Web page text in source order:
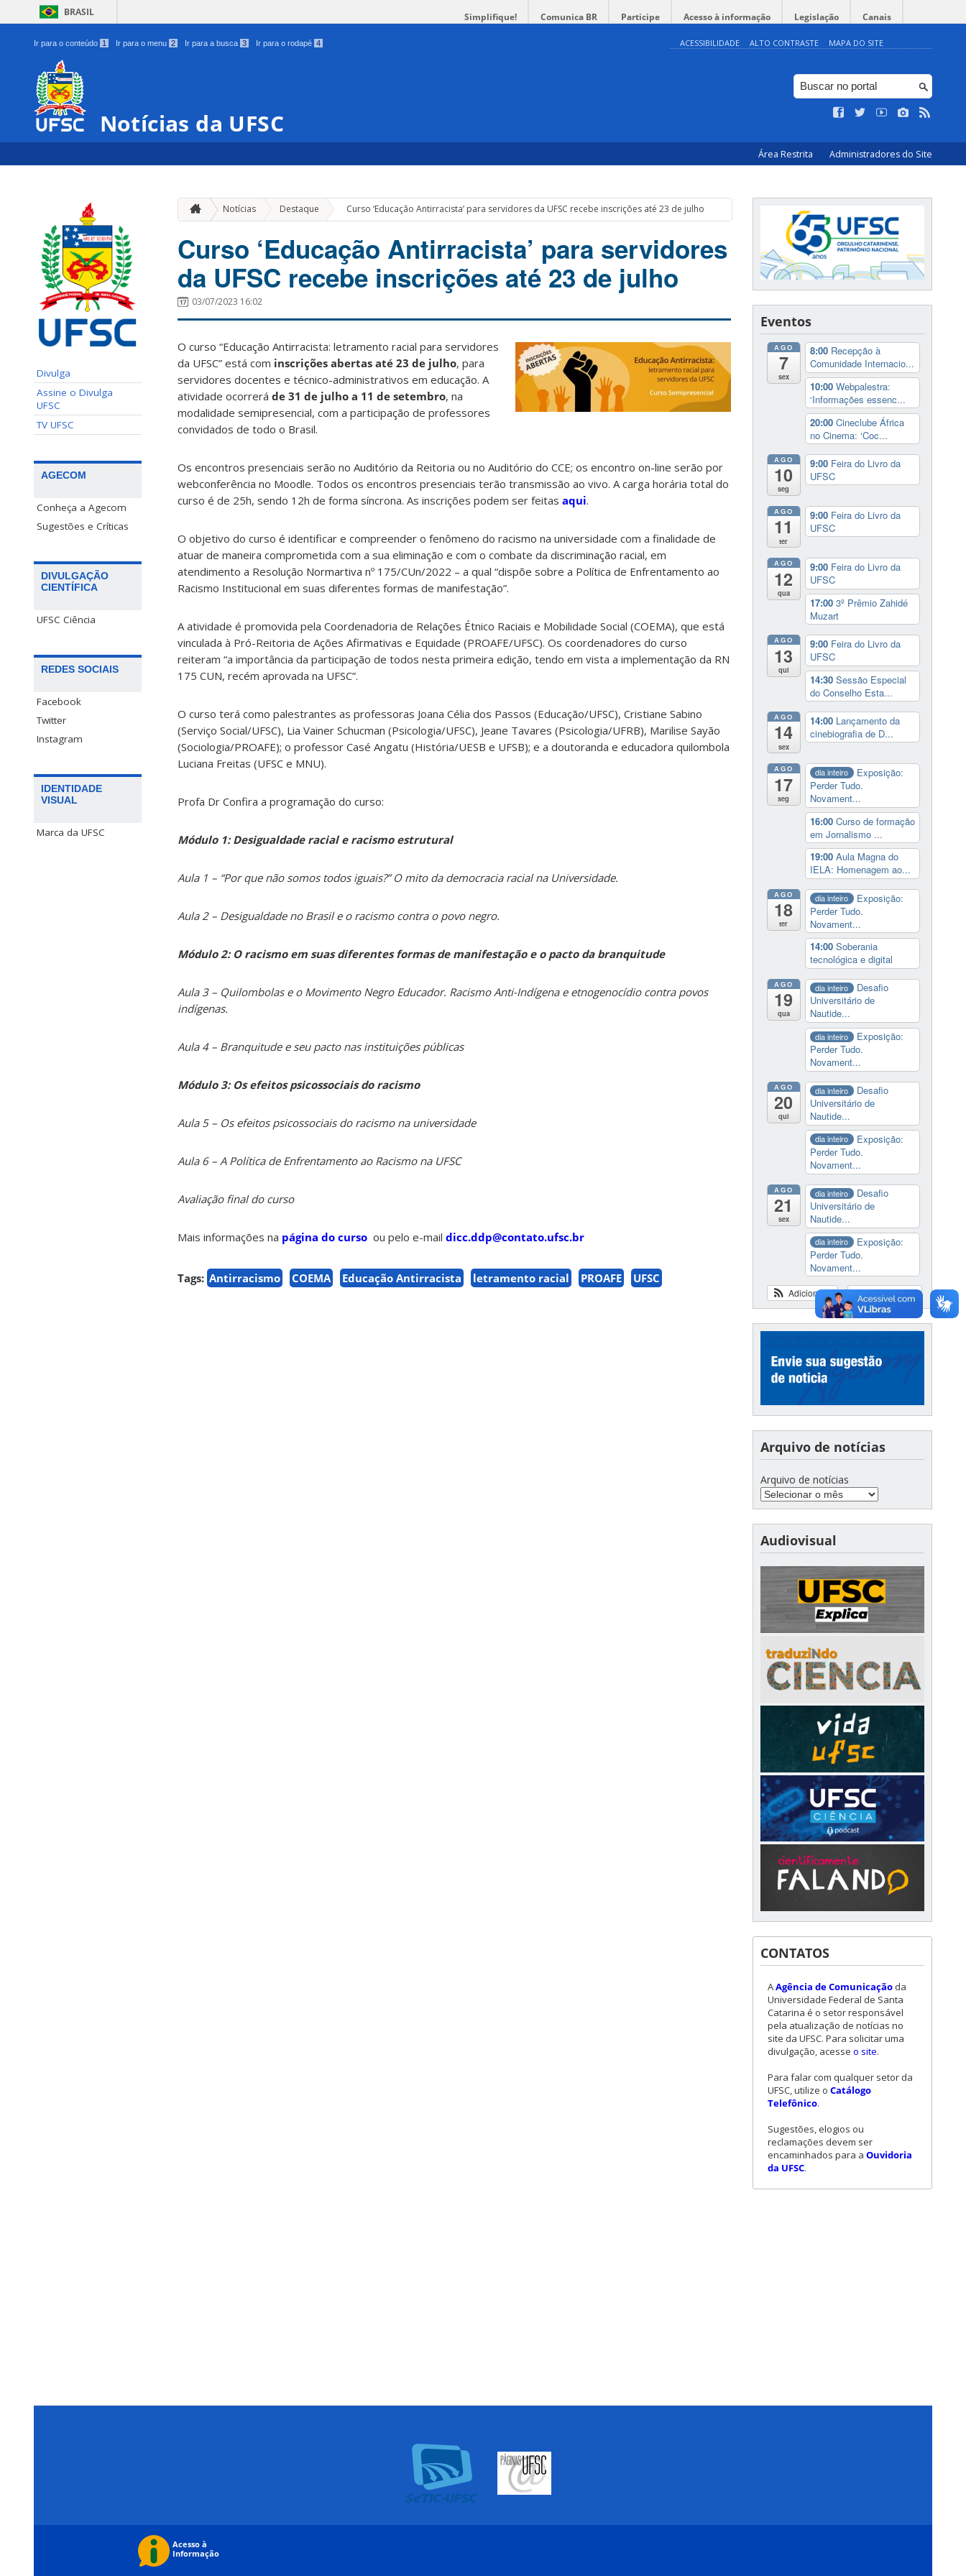
BRASIL Simplifique! Comunica BR Participe Acesso à informação Legislação Canais
Ir para o conteúdo 1 Ir para o menu 2 Ir para a busca 3 Ir para o rodapé 4 ACESSIBILIDADE ALTO CONTRASTE MAPA DO SITE
Notícias da UFSC
Área Restrita Administradores do Site
Divulga
Assine o Divulga
UFSC
TV UFSC
AGECOM
Conheça a Agecom
Sugestões e Críticas
DIVULGAÇÃO
CIENTÍFICA
UFSC Ciência
REDES SOCIAIS
Facebook
Twitter
Instagram
IDENTIDADE
VISUAL
Marca da UFSC
Notícias Destaque » Curso ‘Educação Antirracista’ para servidores da UFSC recebe inscrições até 23 de julho
Curso ‘Educação Antirracista’ para servidores
da UFSC recebe inscrições até 23 de julho
03/07/2023 16:02
O curso “Educação Antirracista: letramento racial para servidores
da UFSC” está com inscrições abertas até 23 de julho, para
servidores docentes e técnico-administrativos em educação. A
atividade ocorrerá de 31 de julho a 11 de setembro, na
modalidade semipresencial, com a participação de professores
convidados de todo o Brasil.
Os encontros presenciais serão no Auditório da Reitoria ou no Auditório do CCE; os encontro on-line serão por
webconferência no Moodle. Todos os encontros presenciais terão transmissão ao vivo. A carga horária total do
curso é de 25h, sendo 12h de forma síncrona. As inscrições podem ser feitas aqui.
O objetivo do curso é identificar e compreender o fenômeno do racismo na universidade com a finalidade de
atuar de maneira comprometida com a sua eliminação e com o combate da discriminação racial, em
atendimento a Resolução Normartiva nº 175/CUn/2022 – a qual “dispõe sobre a Política de Enfrentamento ao
Racismo Institucional em suas diferentes formas de manifestação”.
A atividade é promovida pela Coordenadoria de Relações Étnico Raciais e Mobilidade Social (COEMA), que está
vinculada à Pró-Reitoria de Ações Afirmativas e Equidade (PROAFE/UFSC). Os coordenadores do curso
reiteram “a importância da participação de todos nesta primeira edição, tendo em vista a implementação da RN
175 CUN, recém aprovada na UFSC”.
O curso terá como palestrantes as professoras Joana Célia dos Passos (Educação/UFSC), Cristiane Sabino
(Serviço Social/UFSC), Lia Vainer Schucman (Psicologia/UFSC), Jeane Tavares (Psicologia/UFRB), Marilise Sayão
(Sociologia/PROAFE); o professor Casé Angatu (História/UESB e UFSB); e a doutoranda e educadora quilombola
Luciana Freitas (UFSC e MNU).
Profa Dr Confira a programação do curso:
Módulo 1: Desigualdade racial e racismo estrutural
Aula 1 – “Por que não somos todos iguais?” O mito da democracia racial na Universidade.
Aula 2 – Desigualdade no Brasil e o racismo contra o povo negro.
Módulo 2: O racismo em suas diferentes formas de manifestação e o pacto da branquitude
Aula 3 – Quilombolas e o Movimento Negro Educador. Racismo Anti-Indígena e etnogenocídio contra povos
indígenas.
Aula 4 – Branquitude e seu pacto nas instituições públicas
Módulo 3: Os efeitos psicossociais do racismo
Aula 5 – Os efeitos psicossociais do racismo na universidade
Aula 6 – A Política de Enfrentamento ao Racismo na UFSC
Avaliação final do curso
Mais informações na página do curso ou pelo e-mail dicc.ddp@contato.ufsc.br
Tags: Antirracismo COEMA Educação Antirracista letramento racial PROAFE UFSC
Eventos
AGO
7
sex
8:00 Recepção à
Comunidade Internacio...
10:00 Webpalestra:
‘Informações essenc...
20:00 Cineclube África
no Cinema: ‘Coc...
AGO
10
seg
9:00 Feira do Livro da
UFSC
AGO
11
ter
9:00 Feira do Livro da
UFSC
AGO
12
qua
9:00 Feira do Livro da
UFSC
17:00 3º Prêmio Zahidé
Muzart
AGO
13
qui
9:00 Feira do Livro da
UFSC
14:30 Sessão Especial
do Conselho Esta...
AGO
14
sex
14:00 Lançamento da
cinebiografia de D...
AGO
17
seg
dia inteiro
Exposição:
Perder Tudo.
Novament...
16:00 Curso de formação
em Jornalismo ...
19:00 Aula Magna do
IELA: Homenagem ao...
AGO
18
ter
dia inteiro
Exposição:
Perder Tudo.
Novament...
14:00 Soberania
tecnológica e digital
AGO
19
qua
dia inteiro
Desafio
Universitário de
Nautide...
dia inteiro
Exposição:
Perder Tudo.
Novament...
AGO
20
qui
dia inteiro
Desafio
Universitário de
Nautide...
dia inteiro
Exposição:
Perder Tudo.
Novament...
AGO
21
sex
dia inteiro
Desafio
Universitário de
Nautide...
dia inteiro
Exposição:
Perder Tudo.
Novament...
Ver calendário
Adicionar
Arquivo de notícias
Arquivo de notícias
Audiovisual
CONTATOS
AAgência de Comunicação da
Universidade Federal de Santa
Catarina é o setor responsável
pela atualização de notícias no
site da UFSC. Para solicitar uma
divulgação, acesse o site.
Para falar com qualquer setor da
UFSC, utilize o Catálogo
Telefônico.
Sugestões, elogios ou
reclamações devem ser
encaminhados para a Ouvidoria
da UFSC.